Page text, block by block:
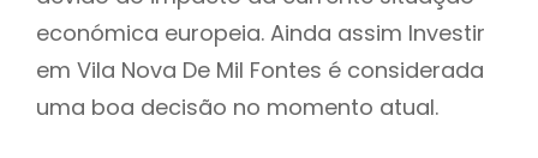
económica europeia. Ainda assim Investir
em Vila Nova De Mil Fontes é considerada
uma boa decisão no momento atual.